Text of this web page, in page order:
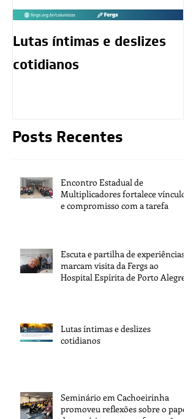
Lutas íntimas e deslizes
cotidianos
Posts Recentes
Encontro Estadual de
Multiplicadores fortalece vínculos
e compromisso com a tarefa
Escuta e partilha de experiências
marcam visita da Fergs ao
Hospital Espírita de Porto Alegre
Lutas íntimas e deslizes
cotidianos
Seminário em Cachoeirinha
promoveu reflexões sobre o papel